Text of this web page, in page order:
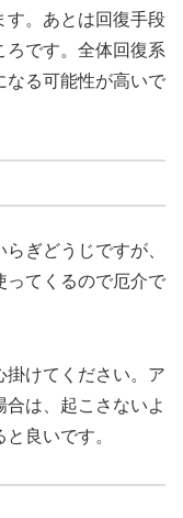
す。あとは回復手段
ろです。全体回復系
なる可能性が高いで
ぎどうじですが、
ってくるので厄介で
掛けてください。ア
は、起こさないよ
良いです。